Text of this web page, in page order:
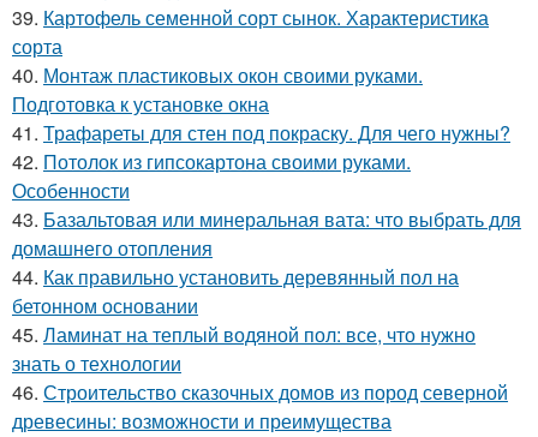
39. Картофель семенной сорт сынок. Характеристика
сорта
40. Монтаж пластиковых окон своими руками.
Подготовка к установке окна
41. Трафареты для стен под покраску. Для чего нужны?
42. Потолок из гипсокартона своими руками.
Особенности
43. Базальтовая или минеральная вата: что выбрать для
домашнего отопления
44. Как правильно установить деревянный пол на
бетонном основании
45. Ламинат на теплый водяной пол: все, что нужно
знать о технологии
46. Строительство сказочных домов из пород северной
древесины: возможности и преимущества